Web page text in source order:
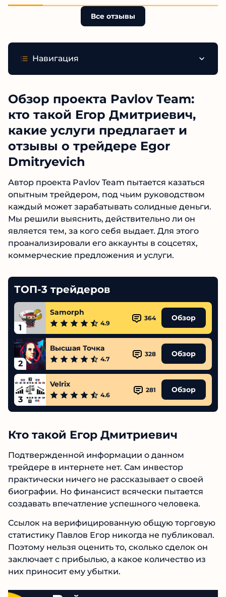
горит, а он
Все отзывы
Обзор проекта Pavlov Team:
кто такой Егор Дмитриевич,
какие услуги предлагает и
отзывы о трейдере Egor
Dmitryevich
Автор проекта Pavlov Team пытается казаться
опытным трейдером, под чьим руководством
каждый может зарабатывать солидные
деньги. Мы решили выяснить, действительно
ли он является тем, за кого себя выдает. Для
этого проанализировали его аккаунты в
услуги.
ТОП-3 трейдеров
1
Samorph
364 Обзор
2
Высшая Точка
328 Обзор
Velrix
281 Обзор
Кто такой Егор Дмитриевич
Подтвержденной информации о данном
трейдере в интернете нет. Сам инвестор
практически ничего не рассказывает о своей
создавать впечатление успешного человека.
Ссылок на верифицированную общую
торговую статистику Павлов Егор никогда не
публиковал. Поэтому нельзя оценить то,
какое количество из них приносит ему